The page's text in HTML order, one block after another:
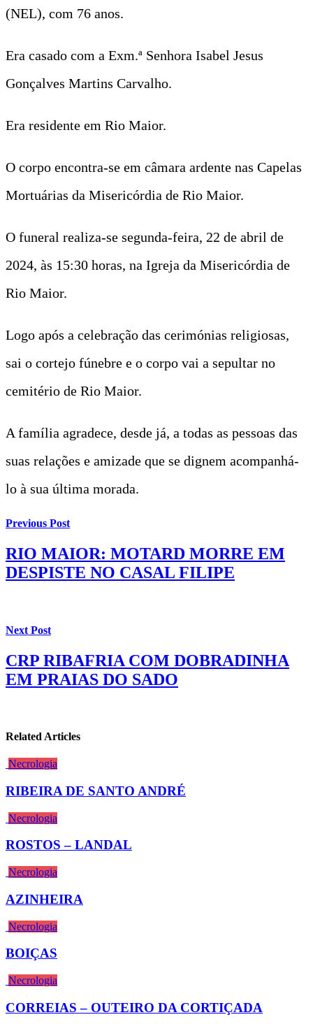
(NEL), com 76 anos.
Era casado com a Exm.ª Senhora Isabel Jesus
Gonçalves Martins Carvalho.
Era residente em Rio Maior.
O corpo encontra-se em câmara ardente nas Capelas
Mortuárias da Misericórdia de Rio Maior.
O funeral realiza-se segunda-feira, 22 de abril de
2024, às 15:30 horas, na Igreja da Misericórdia de
Rio Maior.
Logo após a celebração das cerimónias religiosas,
sai o cortejo fúnebre e o corpo vai a sepultar no
cemitério de Rio Maior.
A família agradece, desde já, a todas as pessoas das
suas relações e amizade que se dignem acompanhá-
lo à sua última morada.
Previous Post
RIO MAIOR: MOTARD MORRE EM
DESPISTE NO CASAL FILIPE
Next Post
CRP RIBAFRIA COM DOBRADINHA
EM PRAIAS DO SADO
Related Articles
Necrologia
RIBEIRA DE SANTO ANDRÉ
Necrologia
ROSTOS – LANDAL
Necrologia
AZINHEIRA
Necrologia
BOIÇAS
Necrologia
CORREIAS – OUTEIRO DA CORTIÇADA